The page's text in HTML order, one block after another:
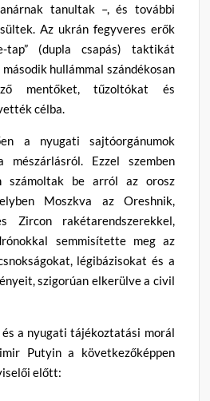
tanultak –, és további
Az ukrán fegyveres erők
tap” (dupla csapás) taktikát
hullámmal szándékosan
mentőket, tűzoltókat és
célba.
a nyugati sajtóorgánumok
Ezzel szemben
számoltak be arról az orosz
Moszkva az Oreshnik,
Zircon rakétarendszerekkel,
semmisítette meg az
légibázisokat és a
szigorúan elkerülve a civil
a nyugati tájékoztatási morál
Putyin a következőképpen
előtt: